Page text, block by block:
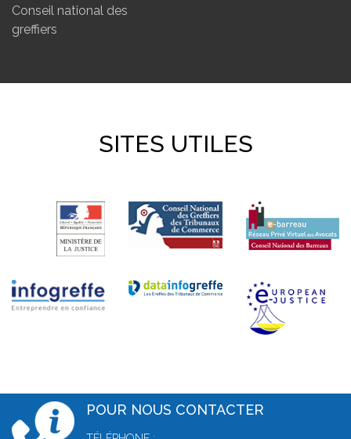
Conseil national des
greffiers
SITES UTILES
POUR NOUS CONTACTER